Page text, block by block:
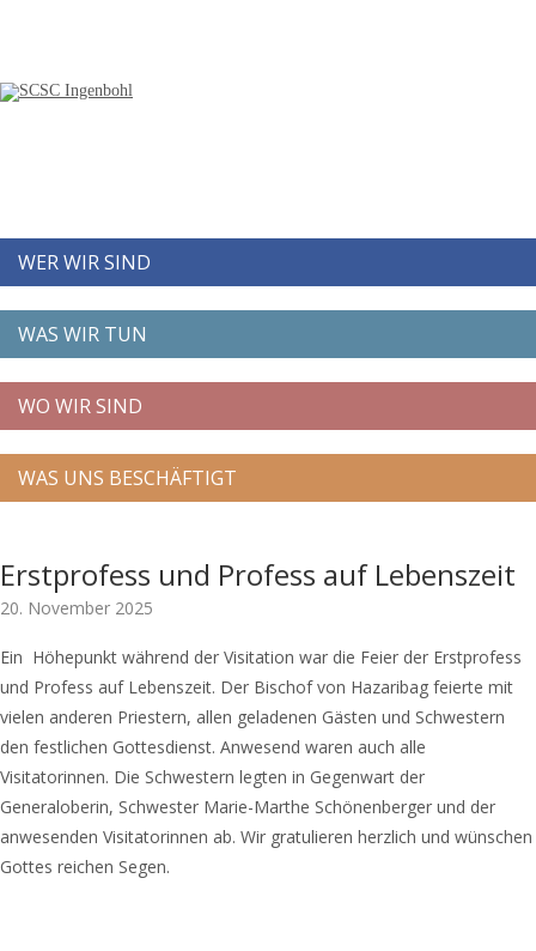
WER WIR SIND
WAS WIR TUN
WO WIR SIND
WAS UNS BESCHÄFTIGT
Erstprofess und Profess auf Lebenszeit
20. November 2025
Ein Höhepunkt während der Visitation war die Feier der Erstprofess
und Profess auf Lebenszeit. Der Bischof von Hazaribag feierte mit
vielen anderen Priestern, allen geladenen Gästen und Schwestern
den festlichen Gottesdienst. Anwesend waren auch alle
Visitatorinnen. Die Schwestern legten in Gegenwart der
Generaloberin, Schwester Marie-Marthe Schönenberger und der
anwesenden Visitatorinnen ab. Wir gratulieren herzlich und wünschen
Gottes reichen Segen.